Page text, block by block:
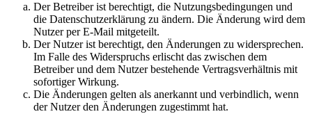
Der Betreiber ist berechtigt, die Nutzungsbedingungen und
die Datenschutzerklärung zu ändern. Die Änderung wird dem
Nutzer per E-Mail mitgeteilt.
Der Nutzer ist berechtigt, den Änderungen zu widersprechen.
Im Falle des Widerspruchs erlischt das zwischen dem
Betreiber und dem Nutzer bestehende Vertragsverhältnis mit
sofortiger Wirkung.
Die Änderungen gelten als anerkannt und verbindlich, wenn
der Nutzer den Änderungen zugestimmt hat.